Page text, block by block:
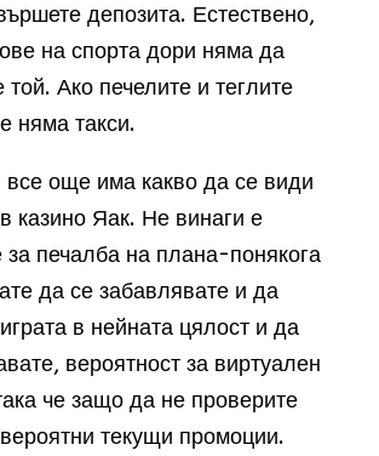
депозита. Естествено,
на спорта дори няма да
той. Ако печелите и теглите
няма такси.
все още има какво да се види
казино Яак. Не винаги е
печалба на плана-понякога
да се забавлявате и да
в нейната цялост и да
вероятност за виртуален
че защо да не проверите
текущи промоции.